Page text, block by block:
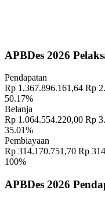
Penuhi Amanat UU Desa,
Sistem Informasi Desa 10
"TRADISI MEMASAR
PEKEN" 15 November
Banjar Cekeng Destinasi
18 September 2018
"PENANAMAN TOGA
CONTOH"
Desa Membangun
APBDes 2026
Pendapatan
Rp 1.367.896.161,64 Rp
50.17%
Belanja
Rp 1.064.554.220,00 Rp
35.01%
Pembiayaan
Rp 314.170.751,70 Rp
100%
APBDes 2026